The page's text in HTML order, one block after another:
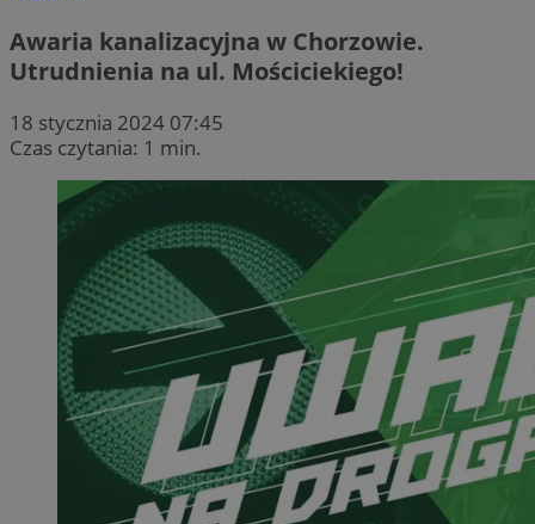
Awaria kanalizacyjna w Chorzowie.
Utrudnienia na ul. Mościciekiego!
18 stycznia 2024 07:45
Czas czytania: 1 min.